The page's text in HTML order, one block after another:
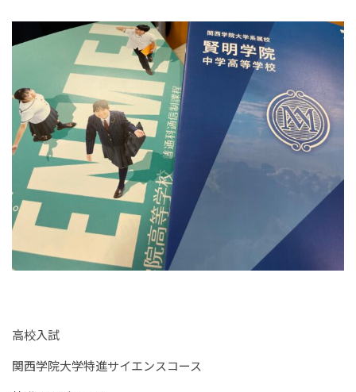
高校入試
関西学院大学特進サイエンスコース